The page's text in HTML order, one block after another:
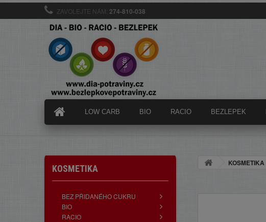
ZAVOLEJTE NÁM: 274-810-038
LOW CARB BIO RACIO BEZLEPEK
KOSMETIKA
BEZ PŘIDANÉHO CUKRU
BIO
RACIO
KOSMETIKA